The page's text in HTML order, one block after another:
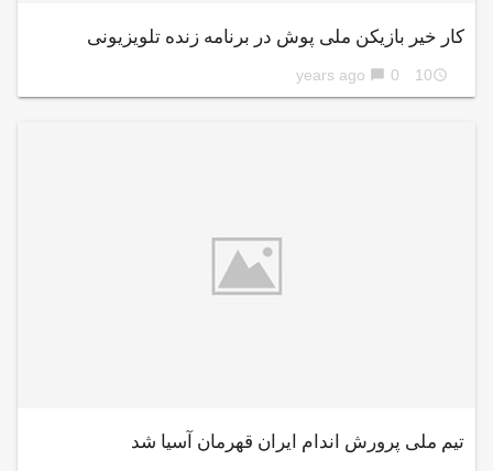
کار خیر بازیکن ملی پوش در برنامه زنده تلویزیونی
access_time
10 years ago
chat_bubble 0
تیم ملی پرورش اندام ایران قهرمان آسیا شد